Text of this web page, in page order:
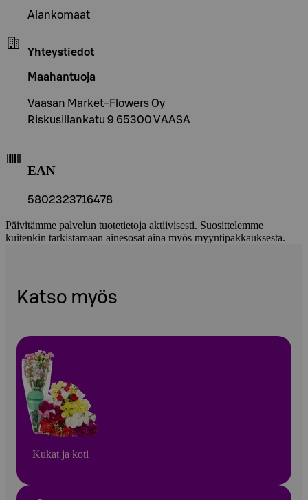
Alankomaat
Yhteystiedot
Maahantuoja
Vaasan Market-Flowers Oy
Riskusillankatu 9 65300 VAASA
EAN
5802323716478
Päivitämme palvelun tuotetietoja aktiivisesti. Suosittelemme
kuitenkin tarkistamaan ainesosat aina myös myyntipakkauksesta.
Katso myös
Kukat ja koti